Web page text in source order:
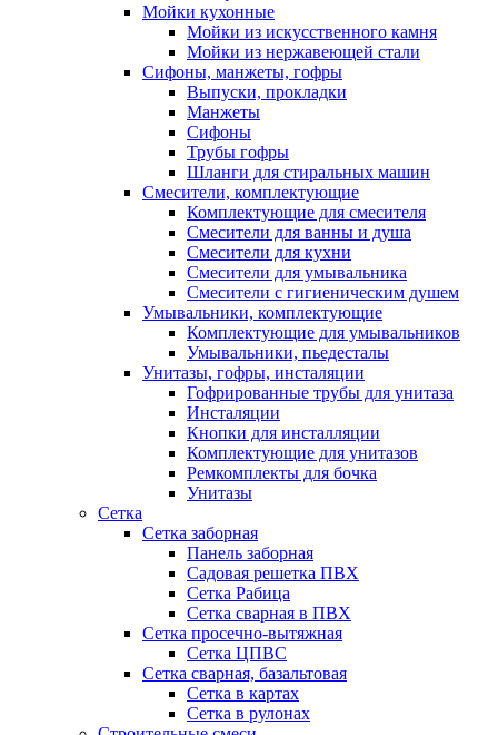
Мойки кухонные
Мойки из искусственного камня
Мойки из нержавеющей стали
Сифоны, манжеты, гофры
Выпуски, прокладки
Манжеты
Сифоны
Трубы гофры
Шланги для стиральных машин
Смесители, комплектующие
Комплектующие для смесителя
Смесители для ванны и душа
Смесители для кухни
Смесители для умывальника
Смесители с гигиеническим душем
Умывальники, комплектующие
Комплектующие для умывальников
Умывальники, пьедесталы
Унитазы, гофры, инсталяции
Гофрированные трубы для унитаза
Инсталяции
Кнопки для инсталляции
Комплектующие для унитазов
Ремкомплекты для бочка
Унитазы
Сетка
Сетка заборная
Панель заборная
Садовая решетка ПВХ
Сетка Рабица
Сетка сварная в ПВХ
Сетка просечно-вытяжная
Сетка ЦПВС
Сетка сварная, базальтовая
Сетка в картах
Сетка в рулонах